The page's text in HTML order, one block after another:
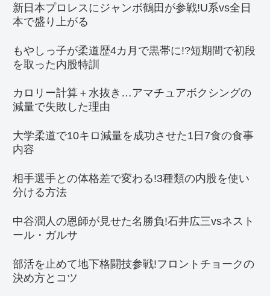
新日本プロレスにジャンボ鶴田が参戦!U系vs全日
本で盛り上がる
もやしっ子が柔道歴4カ月で黒帯に!?短期間で初段
を取った内股特訓
カロリー計算＋水抜き…アマチュアボクシングの
減量で失敗した理由
大学柔道で10キロ減量を成功させた1日7食の食事
内容
相手選手との体格差で変わる!3種類の内股を使い
分ける方法
中谷潤人の恩師が見せた名勝負!石井広三vsネスト
ール・ガルサ
部活を止めて地下格闘技参戦!フロントチョークの
決め方とコツ